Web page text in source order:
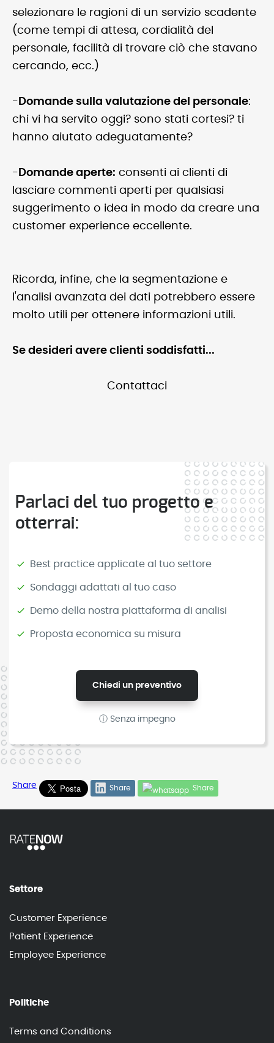
selezionare le ragioni di un servizio scadente
(come tempi di attesa, cordialità del
personale, facilità di trovare ciò che stavano
cercando, ecc.)
- Domande sulla valutazione del personale:
chi vi ha servito oggi? sono stati cortesi? ti
hanno aiutato adeguatamente?
- Domande aperte: consenti ai clienti di
lasciare commenti aperti per qualsiasi
suggerimento o idea in modo da creare una
customer experience eccellente.
Ricorda, infine, che la segmentazione e
l'analisi avanzata dei dati potrebbero essere
molto utili per ottenere informazioni utili.
Se desideri avere clienti soddisfatti...
Contattaci
Parlaci del tuo progetto e
otterrai:
Best practice applicate al tuo settore
Sondaggi adattati al tuo caso
Demo della nostra piattaforma di analisi
Proposta economica su misura
Chiedi un preventivo
ⓘ Senza impegno
Share Share Share
Settore
Customer Experience
Patient Experience
Employee Experience
Politiche
Terms and Conditions